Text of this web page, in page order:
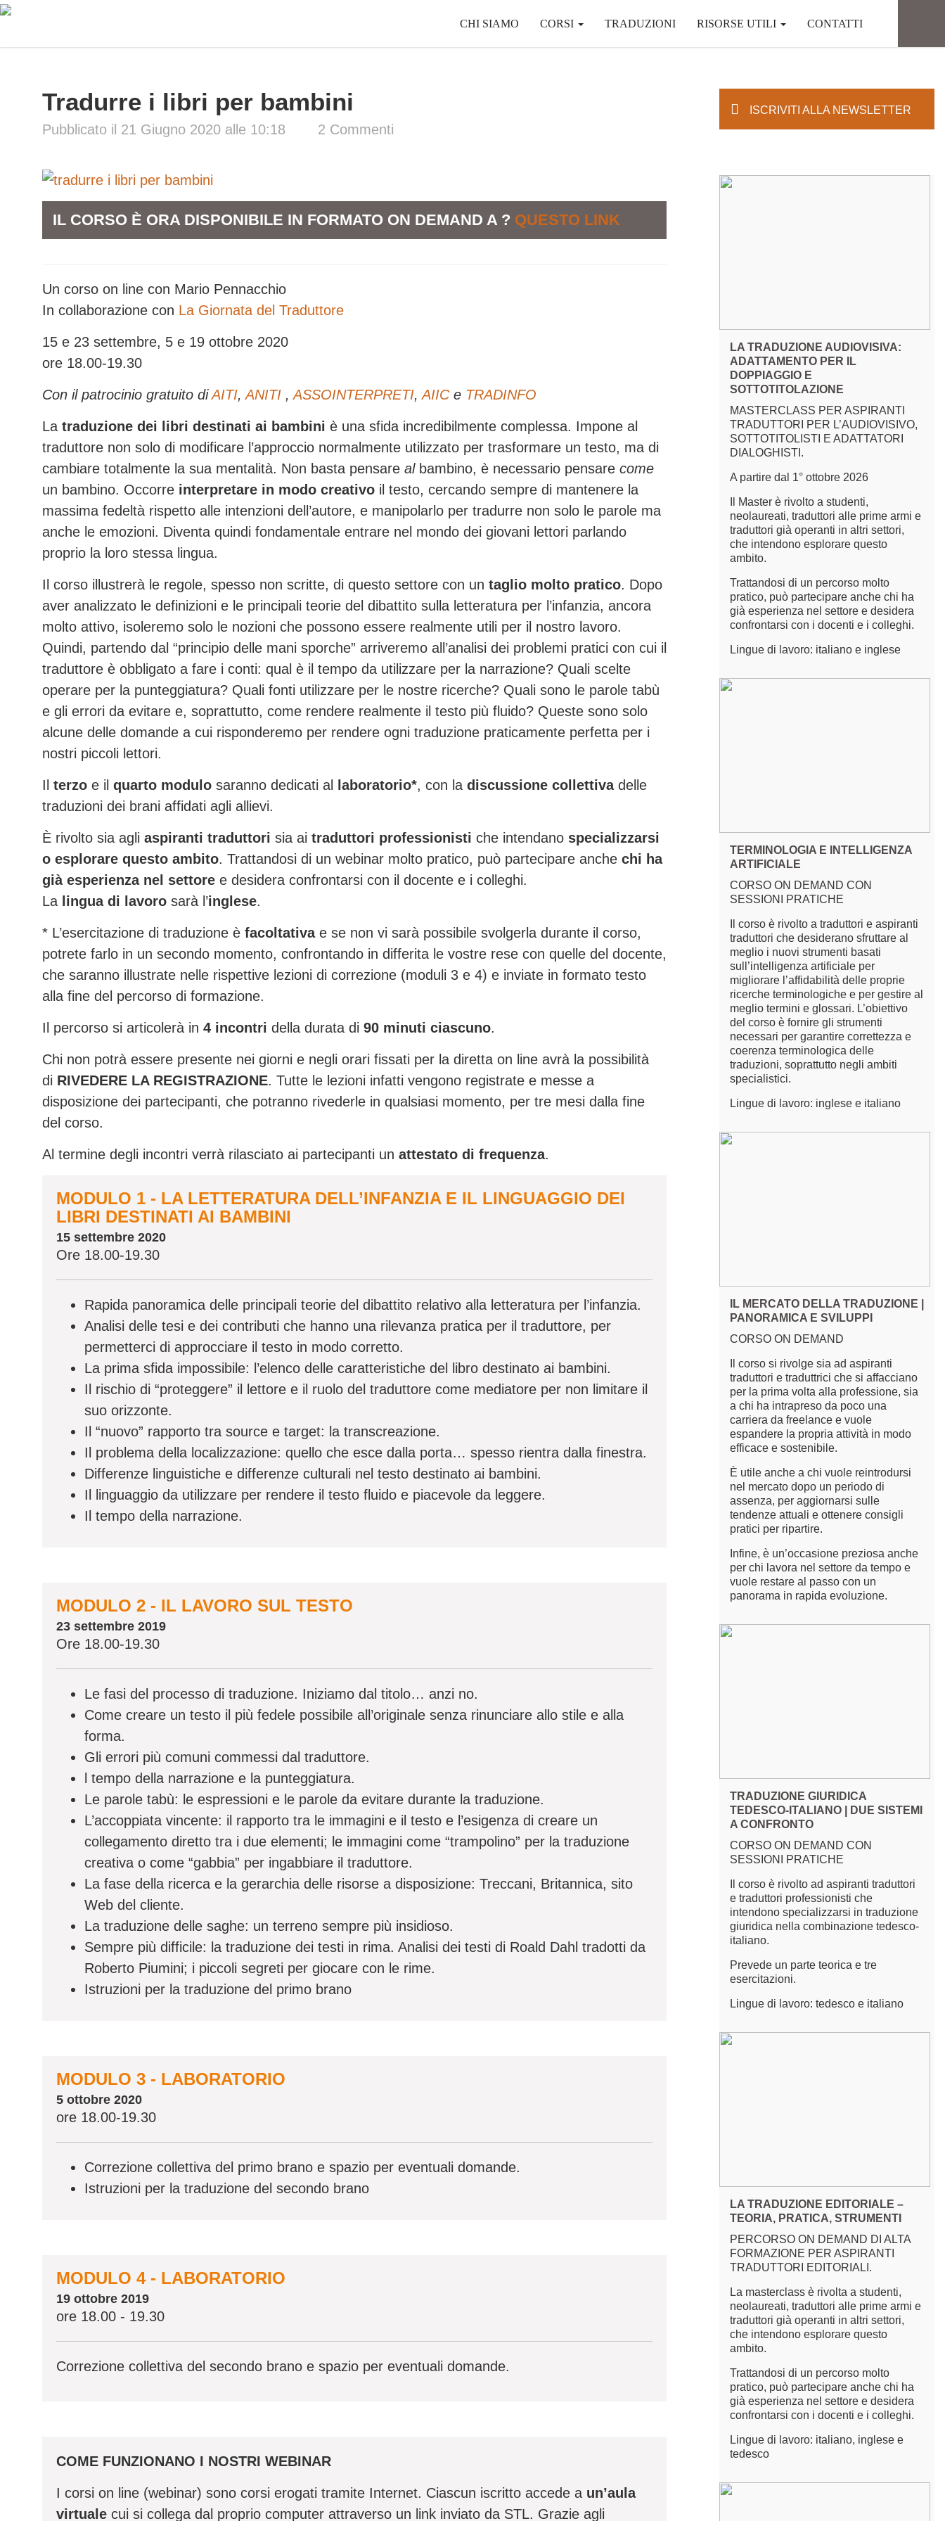
CHI SIAMO CORSI TRADUZIONI RISORSE UTILI CONTATTI
Tradurre i libri per bambini
Pubblicato il 21 Giugno 2020 alle 10:18 2 Commenti
IL CORSO È ORA DISPONIBILE IN FORMATO ON DEMAND A ? QUESTO LINK
Un corso on line con Mario Pennacchio
In collaborazione con La Giornata del Traduttore
15 e 23 settembre, 5 e 19 ottobre 2020
ore 18.00-19.30
Con il patrocinio gratuito diAITI,ANITI ,ASSOINTERPRETI,AIICe TRADINFO
La traduzione dei libri destinati ai bambini è una sfida incredibilmente complessa. Impone al
traduttore non solo di modificare l’approccio normalmente utilizzato per trasformare un testo, ma di
cambiare totalmente la sua mentalità. Non basta pensare albambino, è necessario pensare come
un bambino. Occorre interpretare in modo creativo il testo, cercando sempre di mantenere la
massima fedeltà rispetto alle intenzioni dell’autore, e manipolarlo per tradurre non solo le parole ma
anche le emozioni. Diventa quindi fondamentale entrare nel mondo dei giovani lettori parlando
proprio la loro stessa lingua.
Il corso illustrerà le regole, spesso non scritte, di questo settore con un taglio molto pratico. Dopo
aver analizzato le definizioni e le principali teorie del dibattito sulla letteratura per l’infanzia, ancora
molto attivo, isoleremo solo le nozioni che possono essere realmente utili per il nostro lavoro.
Quindi, partendo dal “principio delle mani sporche” arriveremo all’analisi dei problemi pratici con cui il
traduttore è obbligato a fare i conti: qual è il tempo da utilizzare per la narrazione? Quali scelte
operare per la punteggiatura? Quali fonti utilizzare per le nostre ricerche? Quali sono le parole tabù
e gli errori da evitare e, soprattutto, come rendere realmente il testo più fluido? Queste sono solo
alcune delle domande a cui risponderemo per rendere ogni traduzione praticamente perfetta per i
nostri piccoli lettori.
Il terzo e il quarto modulo saranno dedicati al laboratorio*, con la discussione collettivadelle
traduzioni dei brani affidati agli allievi.
È rivolto sia agli aspiranti traduttori sia ai traduttori professionisti che intendano specializzarsi
o esplorare questo ambito. Trattandosi di un webinar molto pratico, può partecipare anche chi ha
già esperienza nel settore e desidera confrontarsi con il docente e i colleghi.
La lingua di lavoro sarà l’inglese.
* L’esercitazione di traduzione è facoltativae se non vi sarà possibile svolgerla durante il corso,
potrete farlo in un secondo momento, confrontando in differita le vostre rese con quelle del docente,
che saranno illustrate nelle rispettive lezioni di correzione (moduli 3 e 4) e inviate in formato testo
alla fine del percorso di formazione.
Il percorso si articolerà in 4 incontri della durata di 90 minuti ciascuno.
Chi non potrà essere presente nei giorni e negli orari fissati per la diretta on line avrà la possibilità
di RIVEDERE LA REGISTRAZIONE. Tutte le lezioni infatti vengono registrate e messe a
disposizione dei partecipanti, che potranno rivederle in qualsiasi momento, per tre mesi dalla fine
del corso.
Al termine degli incontri verrà rilasciato ai partecipanti un attestato di frequenza.
MODULO 1 - LA LETTERATURA DELL’INFANZIA E IL LINGUAGGIO DEI
LIBRI DESTINATI AI BAMBINI
15 settembre 2020
Ore 18.00-19.30
Rapida panoramica delle principali teorie del dibattito relativo alla letteratura per l’infanzia.
Analisi delle tesi e dei contributi che hanno una rilevanza pratica per il traduttore, per
permetterci di approcciare il testo in modo corretto.
La prima sfida impossibile: l’elenco delle caratteristiche del libro destinato ai bambini.
Il rischio di “proteggere” il lettore e il ruolo del traduttore come mediatore per non limitare il
suo orizzonte.
Il “nuovo” rapporto tra source e target: la transcreazione.
Il problema della localizzazione: quello che esce dalla porta… spesso rientra dalla finestra.
Differenze linguistiche e differenze culturali nel testo destinato ai bambini.
Il linguaggio da utilizzare per rendere il testo fluido e piacevole da leggere.
Il tempo della narrazione.
MODULO 2 - IL LAVORO SUL TESTO
23 settembre 2019
Ore 18.00-19.30
Le fasi del processo di traduzione. Iniziamo dal titolo… anzi no.
Come creare un testo il più fedele possibile all’originale senza rinunciare allo stile e alla
forma.
Gli errori più comuni commessi dal traduttore.
l tempo della narrazione e la punteggiatura.
Le parole tabù: le espressioni e le parole da evitare durante la traduzione.
L’accoppiata vincente: il rapporto tra le immagini e il testo e l’esigenza di creare un
collegamento diretto tra i due elementi; le immagini come “trampolino” per la traduzione
creativa o come “gabbia” per ingabbiare il traduttore.
La fase della ricerca e la gerarchia delle risorse a disposizione: Treccani, Britannica, sito
Web del cliente.
La traduzione delle saghe: un terreno sempre più insidioso.
Sempre più difficile: la traduzione dei testi in rima. Analisi dei testi di Roald Dahl tradotti da
Roberto Piumini; i piccoli segreti per giocare con le rime.
Istruzioni per la traduzione del primo brano
MODULO 3 - LABORATORIO
5 ottobre 2020
ore 18.00-19.30
Correzione collettiva del primo brano e spazio per eventuali domande.
Istruzioni per la traduzione del secondo brano
MODULO 4 - LABORATORIO
19 ottobre 2019
ore 18.00 - 19.30
Correzione collettiva del secondo brano e spazio per eventuali domande.
COME FUNZIONANO I NOSTRI WEBINAR
I corsi on line (webinar) sono corsi erogati tramite Internet. Ciascun iscritto accede a un’aula
virtuale cui si collega dal proprio computer attraverso un link inviato da STL. Grazie agli
ISCRIVITI ALLA NEWSLETTER
LA TRADUZIONE AUDIOVISIVA:
ADATTAMENTO PER IL
DOPPIAGGIO E
SOTTOTITOLAZIONE
MASTERCLASS PER ASPIRANTI
TRADUTTORI PER L’AUDIOVISIVO,
SOTTOTITOLISTI E ADATTATORI
DIALOGHISTI.
A partire dal 1° ottobre 2026
Il Master è rivolto a studenti,
neolaureati, traduttori alle prime armi e
traduttori già operanti in altri settori,
che intendono esplorare questo
ambito.
Trattandosi di un percorso molto
pratico, può partecipare anche chi ha
già esperienza nel settore e desidera
confrontarsi con i docenti e i colleghi.
Lingue di lavoro: italiano e inglese
TERMINOLOGIA E INTELLIGENZA
ARTIFICIALE
CORSO ON DEMAND CON
SESSIONI PRATICHE
Il corso è rivolto a traduttori e aspiranti
traduttori che desiderano sfruttare al
meglio i nuovi strumenti basati
sull’intelligenza artificiale per
migliorare l’affidabilità delle proprie
ricerche terminologiche e per gestire al
meglio termini e glossari. L’obiettivo
del corso è fornire gli strumenti
necessari per garantire correttezza e
coerenza terminologica delle
traduzioni, soprattutto negli ambiti
specialistici.
Lingue di lavoro: inglese e italiano
IL MERCATO DELLA TRADUZIONE |
PANORAMICA E SVILUPPI
CORSO ON DEMAND
Il corso si rivolge sia ad aspiranti
traduttori e traduttrici che si affacciano
per la prima volta alla professione, sia
a chi ha intrapreso da poco una
carriera da freelance e vuole
espandere la propria attività in modo
efficace e sostenibile.
È utile anche a chi vuole reintrodursi
nel mercato dopo un periodo di
assenza, per aggiornarsi sulle
tendenze attuali e ottenere consigli
pratici per ripartire.
Infine, è un’occasione preziosa anche
per chi lavora nel settore da tempo e
vuole restare al passo con un
panorama in rapida evoluzione.
TRADUZIONE GIURIDICA
TEDESCO-ITALIANO | DUE SISTEMI
A CONFRONTO
CORSO ON DEMAND CON
SESSIONI PRATICHE
Il corso è rivolto ad aspiranti traduttori
e traduttori professionisti che
intendono specializzarsi in traduzione
giuridica nella combinazione tedesco-
italiano.
Prevede un parte teorica e tre
esercitazioni.
Lingue di lavoro: tedesco e italiano
LA TRADUZIONE EDITORIALE –
TEORIA, PRATICA, STRUMENTI
PERCORSO ON DEMAND DI ALTA
FORMAZIONE PER ASPIRANTI
TRADUTTORI EDITORIALI.
La masterclass è rivolta a studenti,
neolaureati, traduttori alle prime armi e
traduttori già operanti in altri settori,
che intendono esplorare questo
ambito.
Trattandosi di un percorso molto
pratico, può partecipare anche chi ha
già esperienza nel settore e desidera
confrontarsi con i docenti e i colleghi.
Lingue di lavoro: italiano, inglese e
tedesco